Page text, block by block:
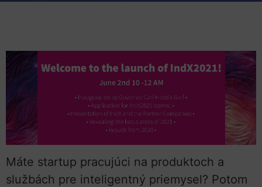
Máte startup pracujúci na produktoch a
službách pre inteligentný priemysel? Potom